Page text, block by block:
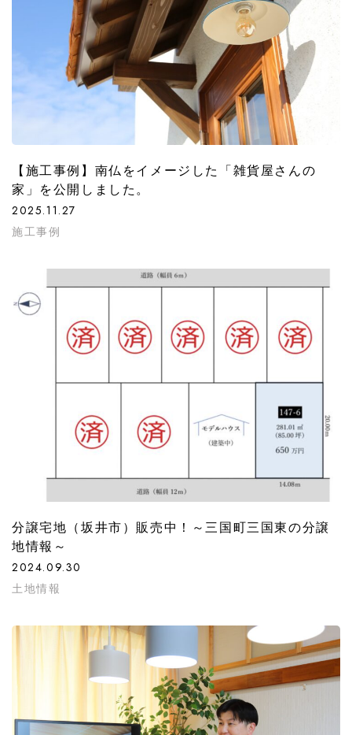
【施工事例】南仏をイメージした「雑貨屋さんの
家」を公開しました。
2025.11.27
施工事例
分譲宅地（坂井市）販売中！～三国町三国東の分譲
地情報～
2024.09.30
土地情報